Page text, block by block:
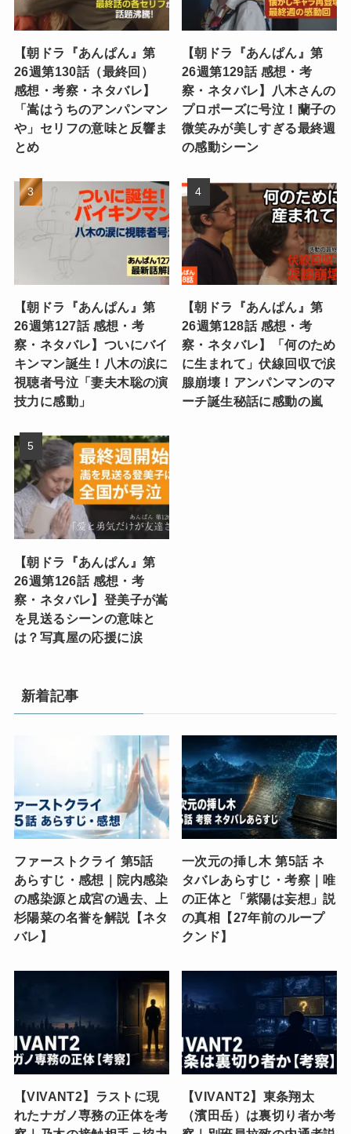
【朝ドラ『あんぱん』第
26週第130話（最終回）
感想・考察・ネタバレ】
「嵩はうちのアンパンマン
や」セリフの意味と反響ま
とめ
【朝ドラ『あんぱん』第
26週第129話 感想・考
察・ネタバレ】八木さんの
プロポーズに号泣！蘭子の
微笑みが美しすぎる最終週
の感動シーン
【朝ドラ『あんぱん』第
26週第127話 感想・考
察・ネタバレ】ついにバイ
キンマン誕生！八木の涙に
視聴者号泣「妻夫木聡の演
技力に感動」
【朝ドラ『あんぱん』第
26週第128話 感想・考
察・ネタバレ】「何のため
に生まれて」伏線回収で涙
腺崩壊！アンパンマンのマ
ーチ誕生秘話に感動の嵐
【朝ドラ『あんぱん』第
26週第126話 感想・考
察・ネタバレ】登美子が嵩
を見送るシーンの意味と
は？写真屋の応援に涙
新着記事
ファーストクライ 第5話
あらすじ・感想｜院内感染
の感染源と成宮の過去、上
杉陽菜の名誉を解説【ネタ
バレ】
一次元の挿し木 第5話 ネ
タバレあらすじ・考察｜唯
の正体と「紫陽は妄想」説
の真相【27年前のループ
クンド】
【VIVANT2】ラストに現
れたナガノ専務の正体を考
【VIVANT2】東条翔太
（濱田岳）は裏切り者か考